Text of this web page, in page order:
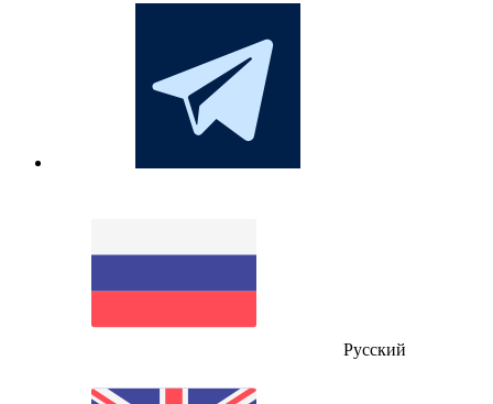
Русский